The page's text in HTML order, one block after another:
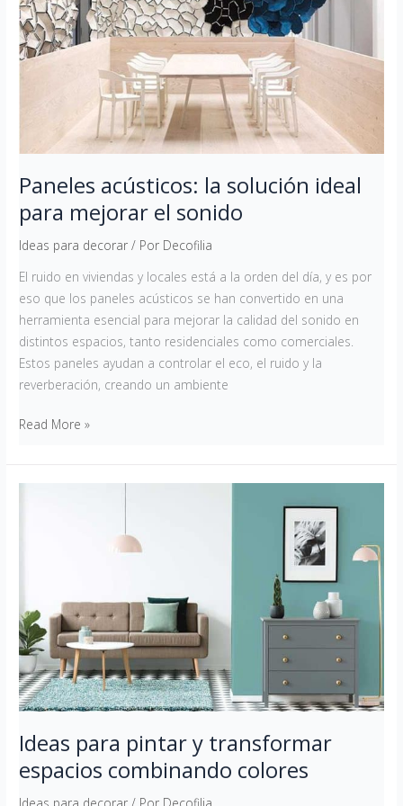
Paneles acústicos: la solución ideal
para mejorar el sonido
Ideas para decorar / Por Decofilia
El ruido en viviendas y locales está a la orden del día, y es por
eso que los paneles acústicos se han convertido en una
herramienta esencial para mejorar la calidad del sonido en
distintos espacios, tanto residenciales como comerciales.
Estos paneles ayudan a controlar el eco, el ruido y la
reverberación, creando un ambiente
ideal
para
mejorar
Read More »
Ideas para pintar y transformar
espacios combinando colores
espacios
combinando
colores